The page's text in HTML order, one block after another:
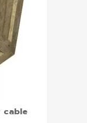
cable